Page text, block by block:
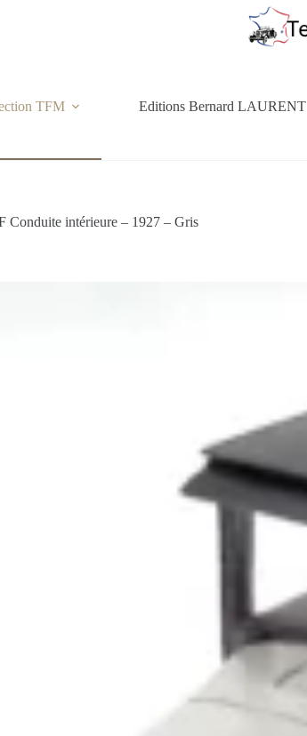
TFM Editions Bernard LAURENT
Conduite intérieure – 1927 – Gris